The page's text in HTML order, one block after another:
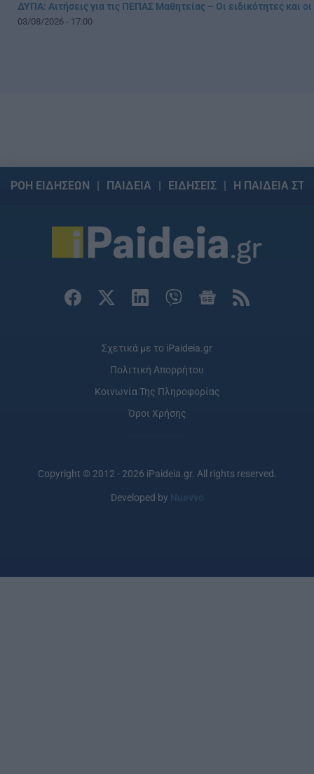
ΔΥΠΑ: Αιτήσεις για τις ΠΕΠΑΣ Μαθητείας – Οι ειδικότητες και
03/08/2026 - 17:00
ΡΟΗ ΕΙΔΗΣΕΩΝ ΠΑΙΔΕΙΑ ΕΙΔΗΣΕΙΣ Η ΠΑΙΔΕΙΑ
Σχετικά με το iPaideia.gr
Πολιτική Απορρήτου
Κοινωνία Της Πληροφορίας
Όροι Χρήσης
Copyright © 2012 - 2026 iPaideia.gr. All rights reserved.
Developed by